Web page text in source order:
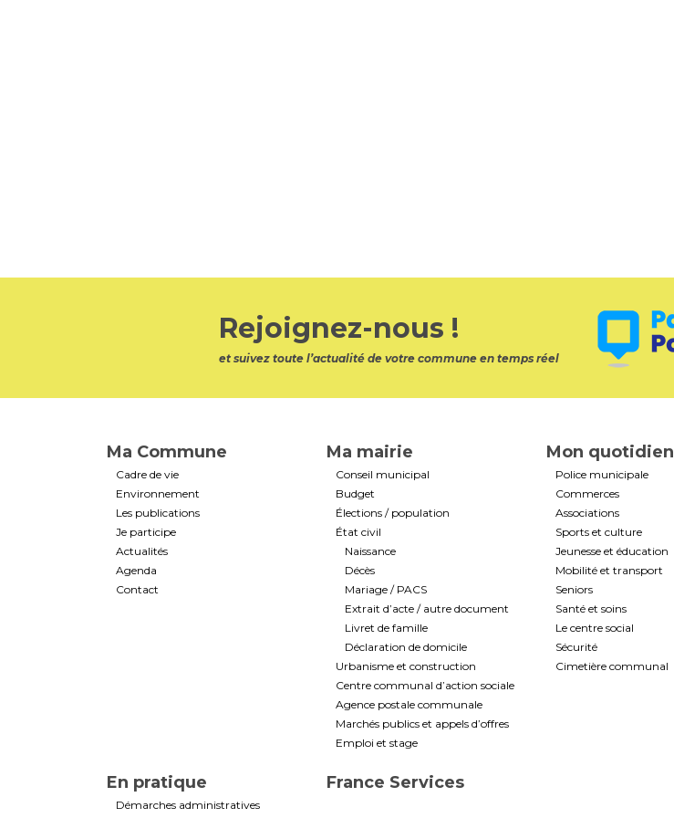
Rejoignez-nous !
et suivez toute l’actualité de votre commune en temps réel
Ma Commune
Cadre de vie
Environnement
Les publications
Je participe
Actualités
Agenda
Contact
Ma mairie
Conseil municipal
Budget
Élections / population
État civil
Naissance
Décès
Mariage / PACS
Extrait d’acte / autre document
Livret de famille
Déclaration de domicile
Urbanisme et construction
Centre communal d’action sociale
Agence postale communale
Marchés publics et appels d’offres
Emploi et stage
Mon quotidien
Police municipale
Commerces
Associations
Sports et culture
Jeunesse et éducation
Mobilité et transport
Seniors
Santé et soins
Le centre social
Sécurité
Cimetière communal
En pratique
Démarches administratives
France Services